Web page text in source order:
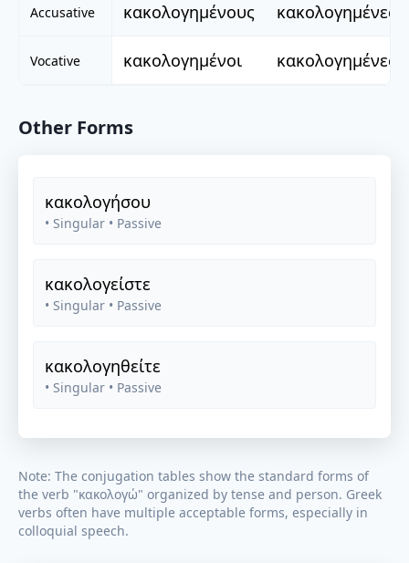
Accusative κακολογημένους κακολογημένες
Vocative κακολογημένοι κακολογημένες
Other Forms
κακολογήσου
• Singular • Passive
κακολογείστε
• Singular • Passive
κακολογηθείτε
• Singular • Passive
Note: The conjugation tables show the standard forms of
the verb "κακολογώ" organized by tense and person. Greek
verbs often have multiple acceptable forms, especially in
colloquial speech.